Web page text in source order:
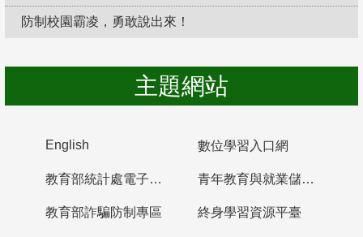
防制校園霸凌，勇敢說出來！
主題網站
English 數位學習入口網
教育部統計處電子書櫃 青年教育與就業儲蓄帳戶
教育部詐騙防制專區 終身學習資源平臺